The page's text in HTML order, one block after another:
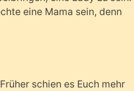
eine Mama sein, denn
schien es Euch mehr